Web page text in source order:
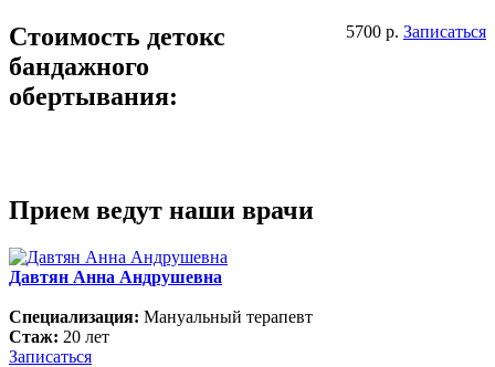
Стоимость детокс
бандажного
обертывания:
5700 р. Записаться
Прием ведут наши врачи
Давтян Анна Андрушевна
Специализация: Мануальный терапевт
Стаж: 20 лет
Записаться